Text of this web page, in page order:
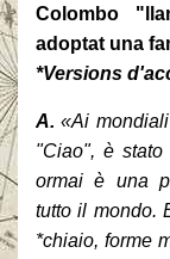
Colombo
adoptat una
*Versions
A.«Ai
"Ciao", è
ormai è una
tutto il mondo.
*chiaio, forme